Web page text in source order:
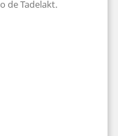
de Tadelakt.